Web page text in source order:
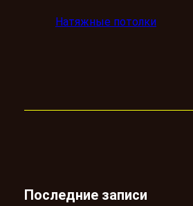
Натяжные потолки
Последние записи